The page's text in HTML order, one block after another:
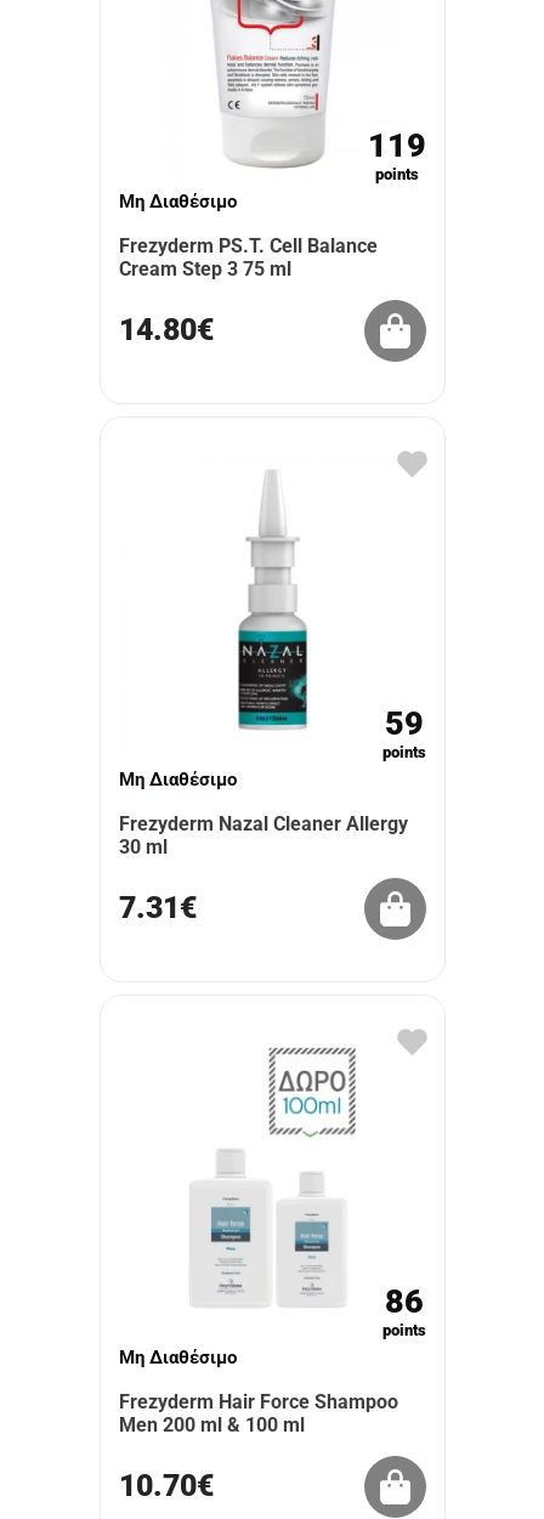
119
points
Μη Διαθέσιμο
Frezyderm PS.T. Cell Balance
Cream Step 3 75 ml
14.80€
59
points
Μη Διαθέσιμο
Frezyderm Nazal Cleaner Allergy
30 ml
7.31€
86
points
Μη Διαθέσιμο
Frezyderm Hair Force Shampoo
Men 200 ml & 100 ml
10.70€